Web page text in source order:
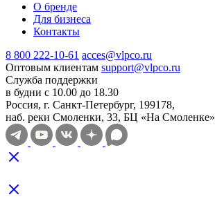
О бренде
Для бизнеса
Контакты
8 800 222-10-61 acces@vlpco.ru
Оптовым клиентам support@vlpco.ru
Служба поддержки
в будни с 10.00 до 18.30
Россия, г. Санкт-Петербург, 199178,
наб. реки Смоленки, 33, БЦ «На Смоленке»